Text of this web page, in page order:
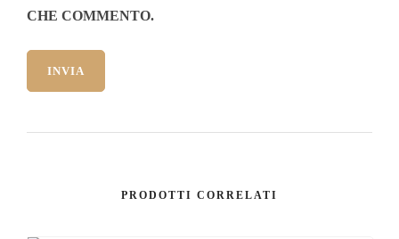
CHE COMMENTO.
PRODOTTI CORRELATI